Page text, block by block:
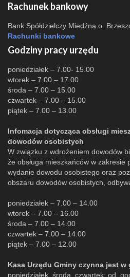
Rachunek bankowy
Bank Spółdzielczy Miedźna o.
Rachunki bankowe
Godziny pracy urzędu
poniedziałek – 7.00- 15.00
wtorek – 7.00 – 17.00
środa – 7.00 – 15.00
czwartek – 7.00 – 15.00
piątek – 7.00 – 13.00
Infomacja dotycząca obsługi
dowodów osobistych
W związku z wdrożeniem dowodów
że obsługa mieszkańców w zakresie
wydanie dowodu osobistego oraz
obszaru dowodów osobistych,
poniedziałek – 7.00 – 14.00
wtorek – 7.00 – 16.00
środa – 7.00 – 14.00
czwartek – 7.00 – 14.00
piątek – 7.00 – 12.00
Kasa Urzędu Gminy czynna jest w
poniedziałek, środa, czwartek: od